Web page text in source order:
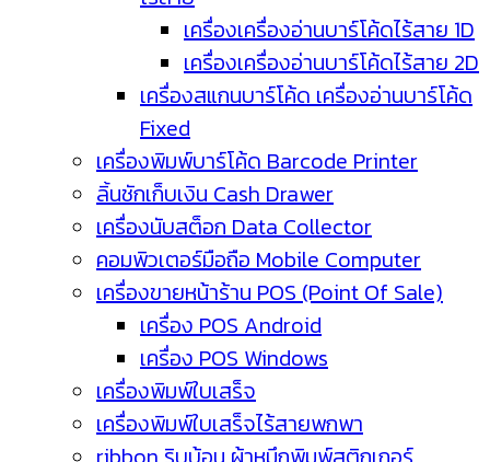
เครื่องเครื่องอ่านบาร์โค้ดไร้สาย 1D
เครื่องเครื่องอ่านบาร์โค้ดไร้สาย 2D
เครื่องสแกนบาร์โค้ด เครื่องอ่านบาร์โค้ด
Fixed
เครื่องพิมพ์บาร์โค้ด Barcode Printer
ลิ้นชักเก็บเงิน Cash Drawer
เครื่องนับสต็อก Data Collector
คอมพิวเตอร์มือถือ Mobile Computer
เครื่องขายหน้าร้าน POS (Point Of Sale)
เครื่อง POS Android
เครื่อง POS Windows
เครื่องพิมพ์ใบเสร็จ
เครื่องพิมพ์ใบเสร็จไร้สายพกพา